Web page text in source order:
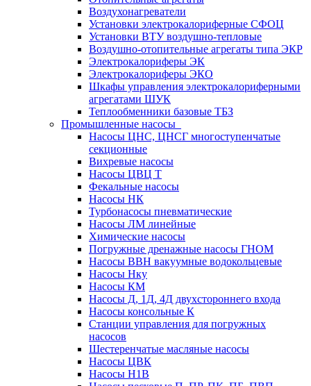
Воздухонагреватели
Установки электрокалориферные СФОЦ
Установки ВТУ воздушно-тепловые
Воздушно-отопительные агрегаты типа ЭКР
Электрокалориферы ЭК
Электрокалориферы ЭКО
Шкафы управления электрокалориферными
агрегатами ШУК
Теплообменники базовые ТБЗ
Промышленные насосы
Насосы ЦНС, ЦНСГ многоступенчатые
секционные
Вихревые насосы
Насосы ЦВЦ Т
Фекальные насосы
Насосы НК
Турбонасосы пневматические
Насосы ЛМ линейные
Химические насосы
Погружные дренажные насосы ГНОМ
Насосы ВВН вакуумные водокольцевые
Насосы Нку
Насосы КМ
Насосы Д, 1Д, 4Д двухстороннего входа
Насосы консольные К
Станции управления для погружных
насосов
Шестеренчатые масляные насосы
Насосы ЦВК
Насосы Н1В